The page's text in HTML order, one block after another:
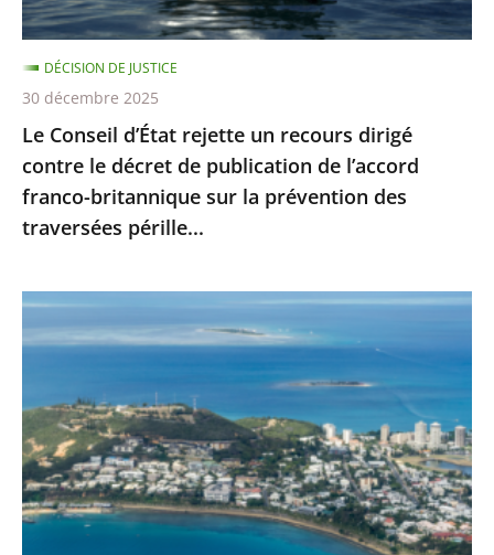
le
décret
de
publication
de
l’accord
franco-
britannique
la
prévention
des
pérille...
Le Conseil d’État rejette un recours dirigé
contre le décret de publication de l’accord
franco-britannique sur la prévention des
traversées pérille...
DÉCISION DE JUSTICE
30 décembre 2025
Nouvelle-
Calédonie
juge
administratif
n’est
pas